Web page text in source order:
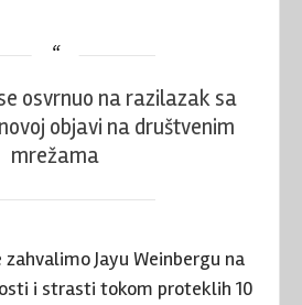
osvrnuo na razilazak sa
objavi na društvenim
mrežama
Jayu Weinbergu na
i strasti tokom proteklih 10